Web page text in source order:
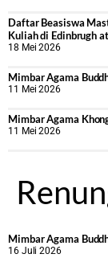
Daftar Beasiswa
Kuliah di Edinbrugh
18 Mei 2026
Mimbar Agama
11 Mei 2026
Mimbar Agama
11 Mei 2026
Mimbar Agama
16 Juli 2026